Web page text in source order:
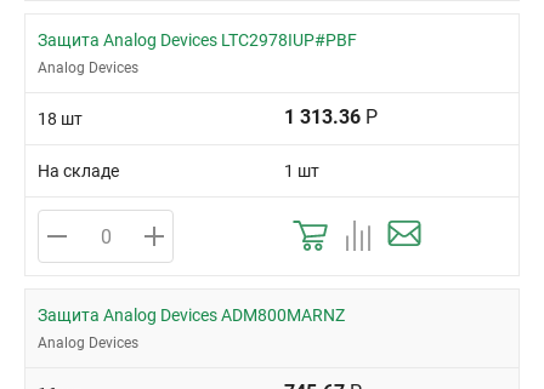
Защита Analog Devices LTC2978IUP#PBF
Analog Devices
18 шт 1 313.36 Р
На складе 1 шт
Защита Analog Devices ADM800MARNZ
Analog Devices